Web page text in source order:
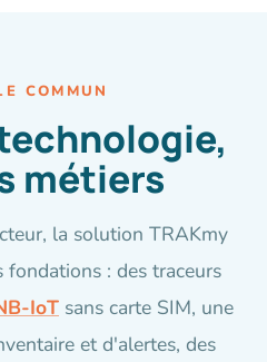
COMMUN
métiers
la solution TRAKmy
fondations : des traceurs
IoT sans carte SIM, une
et d'alertes, des